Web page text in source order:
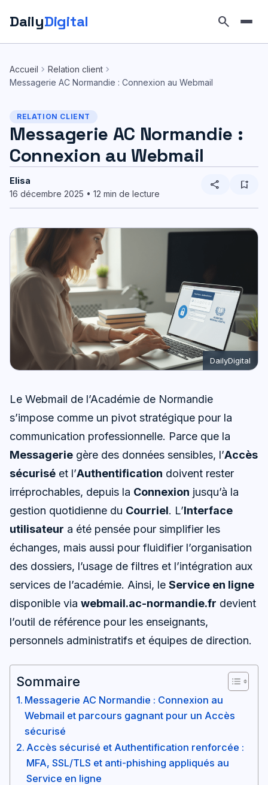
DailyDigital search
contenu
Accueil chevron_right Relation client chevron_right
Messagerie AC Normandie : Connexion au Webmail
RELATION CLIENT
Messagerie AC Normandie :
Connexion au Webmail
Elisa
16 décembre 2025 • 12 min de lecture
share bookmark_add
DailyDigital
Le Webmail de l’Académie de Normandie
s’impose comme un pivot stratégique pour la
communication professionnelle. Parce que la
Messagerie gère des données sensibles, l’Accès
sécurisé et l’Authentification doivent rester
irréprochables, depuis la Connexion jusqu’à la
gestion quotidienne du Courriel. L’Interface
utilisateur a été pensée pour simplifier les
échanges, mais aussi pour fluidifier l’organisation
des dossiers, l’usage de filtres et l’intégration aux
services de l’académie. Ainsi, le Service en ligne
disponible via webmail.ac-normandie.fr devient
l’outil de référence pour les enseignants,
personnels administratifs et équipes de direction.
Sommaire
Messagerie AC Normandie : Connexion au
Webmail et parcours gagnant pour un Accès
sécurisé
Accès sécurisé et Authentification renforcée :
MFA, SSL/TLS et anti-phishing appliqués au
Service en ligne